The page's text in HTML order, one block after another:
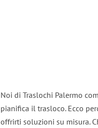
Noi di Traslochi Palermo
pianifica il trasloco. Ecco
offrirti soluzioni su misura.